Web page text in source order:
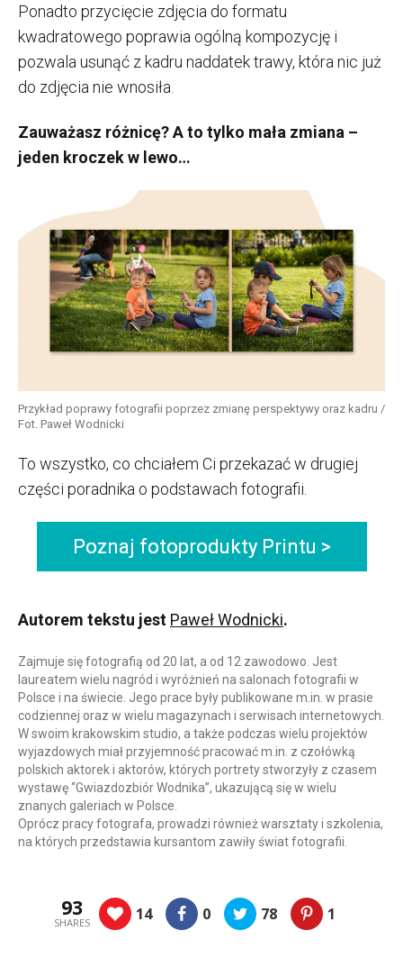
Ponadto przycięcie zdjęcia do formatu
kwadratowego poprawia ogólną kompozycję i
pozwala usunąć z kadru naddatek trawy, która nic już
do zdjęcia nie wnosiła.
Zauważasz różnicę? A to tylko mała zmiana –
jeden kroczek w lewo…
Przykład poprawy fotografii poprzez zmianę perspektywy oraz kadru /
Fot. Paweł Wodnicki
To wszystko, co chciałem Ci przekazać w drugiej
części poradnika o podstawach fotografii.
Poznaj fotoprodukty Printu >
Autorem tekstu jest Paweł Wodnicki.
Zajmuje się fotografią od 20 lat, a od 12 zawodowo. Jest
laureatem wielu nagród i wyróżnień na salonach fotografii w
Polsce i na świecie. Jego prace były publikowane m.in. w prasie
codziennej oraz w wielu magazynach i serwisach internetowych.
W swoim krakowskim studio, a także podczas wielu projektów
wyjazdowych miał przyjemność pracować m.in. z czołówką
polskich aktorek i aktorów, których portrety stworzyły z czasem
wystawę “Gwiazdozbiór Wodnika”, ukazującą się w wielu
znanych galeriach w Polsce.
Oprócz pracy fotografa, prowadzi również warsztaty i szkolenia,
na których przedstawia kursantom zawiły świat fotografii.
93
SHARES 14 0 78 1